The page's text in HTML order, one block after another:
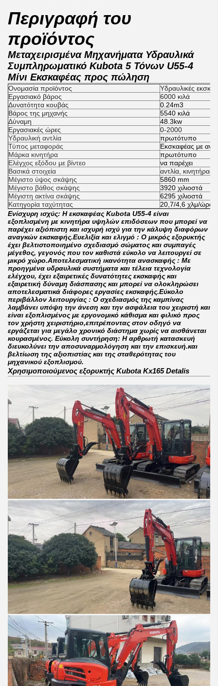
Περιγραφή του
προϊόντος
Μεταχειρισμένα Μηχανήματα Υδραυλικά
Συμπληρωματικό Kubota 5 Τόνων U55-4
Μίνι Εκσκαφέας προς πώληση
Ονομασία προϊόντος
Υδραυλικές
Εργασιακό βάρος
6000 κιλά
Δυνατότητα κουβάς
0.24m3
Βάρος της μηχανής
5540 κιλά
Δύναμη
48.3kw
Εργασιακές ώρες
0-2000
Υδραυλική αντλία
πρωτότυπο
Τύπος μεταφοράς
Εκσκαφέας με
Μάρκα κινητήρα
πρωτότυπο
Ελέγχος εξόδου με βίντεο
να παρέχει
Βασικά στοιχεία
αντλία, κινητήρας,
Μέγιστο ύψος σκάψης
5860 mm
Μέγιστο βάθος σκάψης
3920 χιλιοστά
Μέγιστη ακτίνα σκάψης
6295 χιλιοστά
Κατηγορία ταχύτητας
20,7/4,6 χλμ/ώρα
Ενίσχυρη ισχύς: Η εκσκαφέας Kubota U55-4 είναι
εξοπλισμένη με κινητήρα υψηλών επιδόσεων που μπορεί να
παρέχει αξιόπιστη και ισχυρή ισχύ για την κάλυψη διαφόρων
αναγκών εκσκαφής.Ευελιξία και ελιγμό : Ο μικρός εξορυκτής
έχει βελτιστοποιημένο σχεδιασμό σώματος και συμπαγές
μέγεθος, γεγονός που τον καθιστά εύκολο να λειτουργεί σε
μικρό χώρο.Αποτελεσματική ικανότητα ανασκαφής : Με
προηγμένα υδραυλικά συστήματα και τέλεια τεχνολογία
ελέγχου, έχει εξαιρετικές δυνατότητες εκσκαφής και
εξαιρετική δύναμη διάσπασης και μπορεί να ολοκληρώσει
αποτελεσματικά διάφορες εργασίες εκσκαφής.Εύκολο
περιβάλλον λειτουργίας : Ο σχεδιασμός της καμπίνας
λαμβάνει υπόψη την άνεση και την ασφάλεια του χειριστή και
είναι εξοπλισμένος με εργονομικό κάθισμα και φιλικό προς
τον χρήστη χειριστήριο,επιτρέποντας στον οδηγό να
εργάζεται για μεγάλο χρονικό διάστημα χωρίς να αισθάνεται
κουρασμένος. Εύκολη συντήρηση: Η αρθρωτή κατασκευή
διευκολύνει την αποσυναρμολόγηση και την επισκευή.και
βελτίωση της αξιοπιστίας και της σταθερότητας του
μηχανικού εξοπλισμού.
Χρησιμοποιούμενος εξορυκτής Kubota Kx165 Detalis